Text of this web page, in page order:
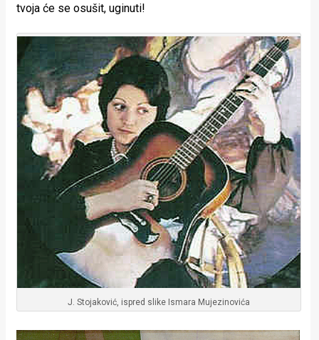
tvoja će se osušit, uginuti!
J. Stojaković, ispred slike Ismara Mujezinovića